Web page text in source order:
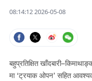
08:14:12 2026-05-08
बहुप्रतिक्षित
मा ‘ट्रयाक ओपन’ सहित